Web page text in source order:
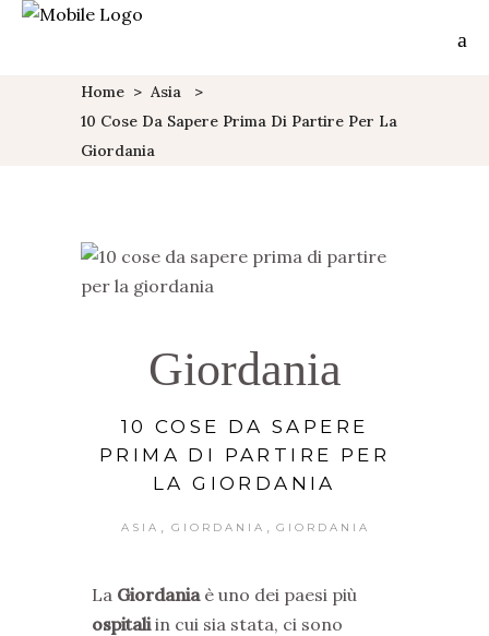
Home > Asia
>
10 Cose Da Sapere Prima Di Partire Per La
Giordania
Giordania
10 COSE DA SAPERE
PRIMA DI PARTIRE PER
LA GIORDANIA
ASIA GIORDANIA GIORDANIA
La Giordaniaè uno dei paesi più
ospitaliin cui sia stata, ci sono